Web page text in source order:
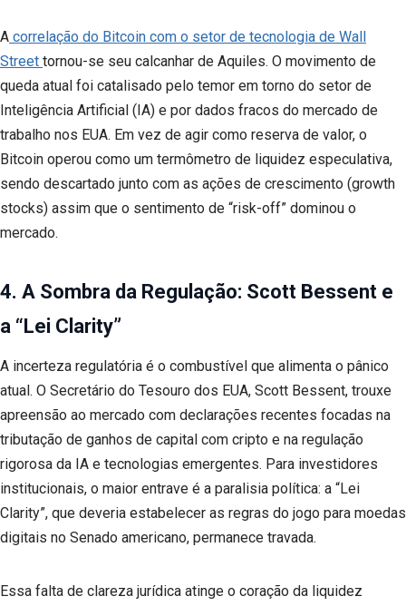
A correlação do Bitcoin com o setor de tecnologia de Wall
Street tornou-se seu calcanhar de Aquiles. O movimento de
queda atual foi catalisado pelo temor em torno do setor de
Inteligência Artificial (IA) e por dados fracos do mercado de
trabalho nos EUA. Em vez de agir como reserva de valor, o
Bitcoin operou como um termômetro de liquidez especulativa,
sendo descartado junto com as ações de crescimento (growth
stocks) assim que o sentimento de “risk-off” dominou o
mercado.
4. A Sombra da Regulação: Scott Bessent e
a “Lei Clarity”
A incerteza regulatória é o combustível que alimenta o pânico
atual. O Secretário do Tesouro dos EUA, Scott Bessent, trouxe
apreensão ao mercado com declarações recentes focadas na
tributação de ganhos de capital com cripto e na regulação
rigorosa da IA e tecnologias emergentes. Para investidores
institucionais, o maior entrave é a paralisia política: a “Lei
Clarity”, que deveria estabelecer as regras do jogo para moedas
digitais no Senado americano, permanece travada.
Essa falta de clareza jurídica atinge o coração da liquidez